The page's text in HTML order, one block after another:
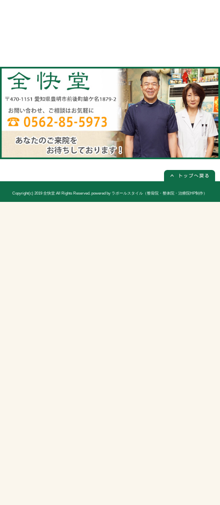
全快堂
所在地
〒470-1151 愛知県豊明市前後町鎗ケ
電話番号
0562-85-5973(電話予約は必ず必要に
休診日
日曜日(隔週)お休み
院長
宮木 謙三